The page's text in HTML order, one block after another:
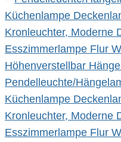
Pendelleuchte/
Küchenlampe
Kronleuchter, Moderne
Esszimmerlampe Flur